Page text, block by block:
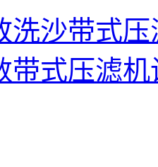
洗沙带式
带式压滤